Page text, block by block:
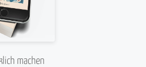
machen